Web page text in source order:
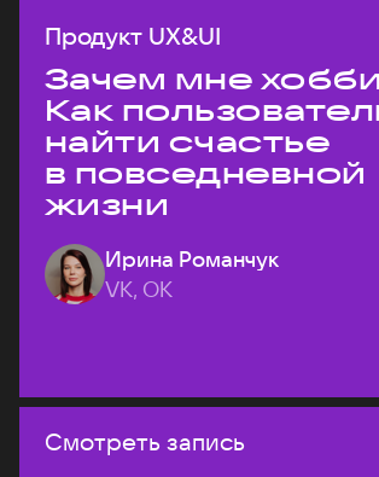
Продукт UX&UI
Зачем мне
Как
найти счастье
в повседневной
жизни
Ирина Романчук
VK, ОК
Смотреть запись